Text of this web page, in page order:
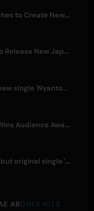
Synxro Project Launches to Create New IP from Fictional Anime Openings
MIYEON of (G)I-DLE to Release New Japanese Digital Single 'RUN AWAY'
Erika Ikuta releases new single 'Nyantokanyaruru' for children's book 'Fumikiri Neko'
Horror Film 'Chilled' Wins Audience Award at Fantasia Festival
yagitaro. releases debut original single 'Aria.' with Suda Keina
ARONLY HITS